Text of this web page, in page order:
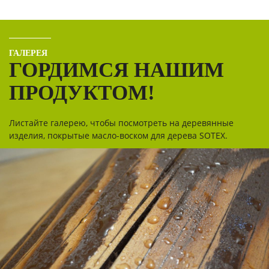
ГАЛЕРЕЯ
ГОРДИМСЯ НАШИМ
ПРОДУКТОМ!
Листайте галерею, чтобы посмотреть на деревянные
изделия, покрытые масло-воском для дерева SOTEX.